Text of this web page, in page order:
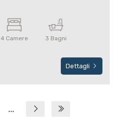
4 Camere 3 Bagni
Dettagli
...